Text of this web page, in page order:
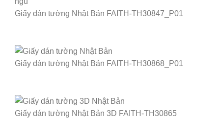
Giấy dán tường Nhật Bản FAITH-TH30847_P01
Giấy dán tường Nhật Bản FAITH-TH30868_P01
Giấy dán tường Nhật Bản 3D FAITH-TH30865